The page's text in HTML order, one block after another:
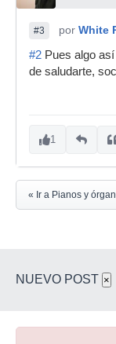
#3 por White
#2 Pues algo
de saludarte,
1
« Ir a Pianos y
NUEVO POST ×